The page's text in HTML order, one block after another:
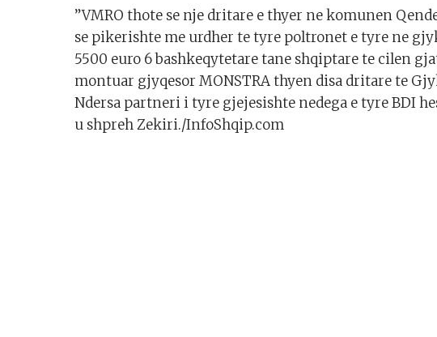
”VMRO thote se nje dritare e thyer ne komunen
se pikerishte me urdher te tyre poltronet e tyre ne
5500 euro 6 bashkeqytetare tane shqiptare te cilen
montuar gjyqesor MONSTRA thyen disa dritare te
Ndersa partneri i tyre gjejesishte nedega e tyre BDI
u shpreh Zekiri./InfoShqip.com